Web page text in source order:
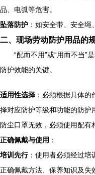
品、电弧等危害。
坠落防护 ：如安全带、安全绳
二、现场劳动防护用品的
“配而不用”或“用而不当”
防护效能的关键。
适用性选择 ：必须根据具体
择对应防护等级和功能的防护
防尘口罩无效，必须使用配有
正确佩戴与使用 ：
培训先行：使用者必须经过培
正确佩戴方法、保养知识及失